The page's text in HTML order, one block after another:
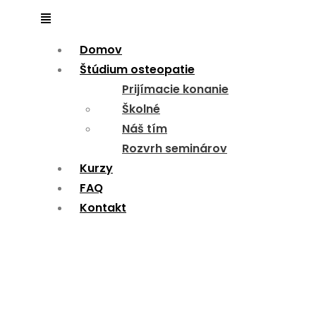
Menu
Domov
Štúdium osteopatie
Prijímacie konanie
Školné
Náš tím
Rozvrh seminárov
Kurzy
FAQ
Kontakt